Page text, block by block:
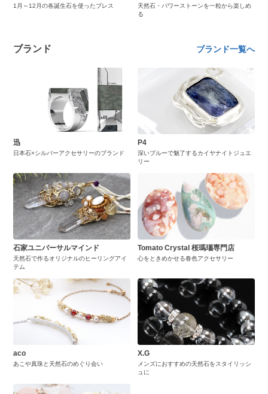
1月～12月の各誕生石を使ったブレス
天然石・パワーストーンを一粒から楽しめ
る
ブランド ブランド一覧へ
迅
日本石×シルバーアクセサリーのブランド
P4
深いブルーで魅了するカイヤナイトジュエ
リー
石家ユニバーサルマインド
天然石で作るオリジナルのヒーリングアイ
テム
Tomato Crystal 桜瑪瑙専門店
心をときめかせる春色アクセサリー
aco
あこや真珠と天然石のめぐり会い
X.G
メンズにおすすめの天然石をスタイリッシ
ュに